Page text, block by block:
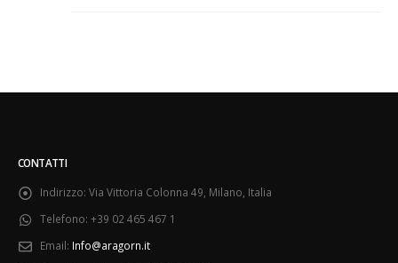
CONTATTI
Indirizzo: Via Vittoria Colonna 49, Milano, Italia
Telefono: +39 02 465 467 1
Email: Info@aragorn.it